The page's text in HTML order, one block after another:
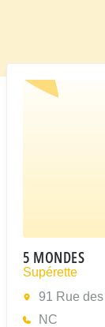
5 MONDES
Supérette
91 Rue
NC